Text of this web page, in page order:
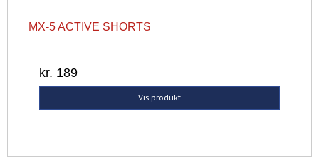
MX-5 ACTIVE SHORTS
kr. 189
Vis produkt